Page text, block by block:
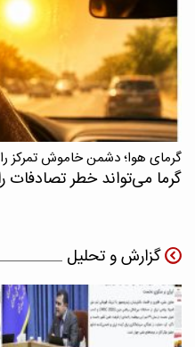
گرمای هوا؛ دشمن خاموش تمرکز
گرما می‌تواند خطر تصادفات
گزارش و تحلیل